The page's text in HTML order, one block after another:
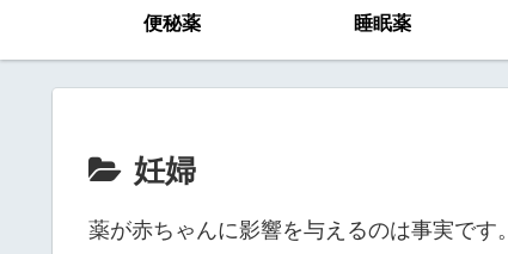
便秘薬 睡眠薬
妊婦
薬が赤ちゃんに影響を与えるのは事実です。